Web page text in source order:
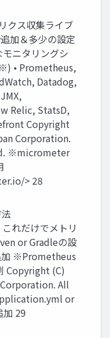
クス収集ライブ
加＆多少の設定
ニタリングシ
• Prometheus,
Datadog,
Relic, StatsD,
Copyright
Corporation.
※micrometer
> 28
れだけでメトリ
or Gradleの設
※Prometheus
Copyright (C)
All
or
29